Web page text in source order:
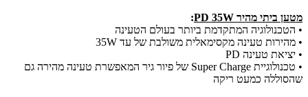
מטען ביתי מהיר PD 35W
:
• הטכנולוגיה המתקדמת ביותר בעולם הטעינה
• מהירות טעינה מקסימאלית משולבת של עד 35W
• יציאת טעינה PD
• טכנולוגיית Super Charge של פיור גיר המאפשרת טעינה מהירה גם
שהסוללה כמעט ריקה